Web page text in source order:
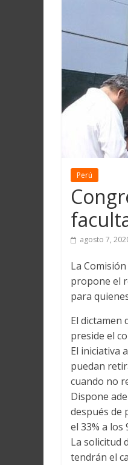
Loreto
Perú
agosto 7,
La
propone el
para
El dictamen
preside el
El iniciativa
puedan
cuando no
Dispone
después de
el 33% a los
La solicitud
tendrán el